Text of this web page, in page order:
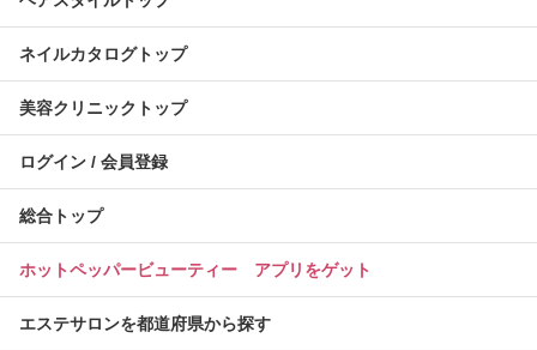
ネイルカタログトップ
美容クリニックトップ
ログイン / 会員登録
総合トップ
ホットペッパービューティー アプリをゲット
エステサロンを都道府県から探す